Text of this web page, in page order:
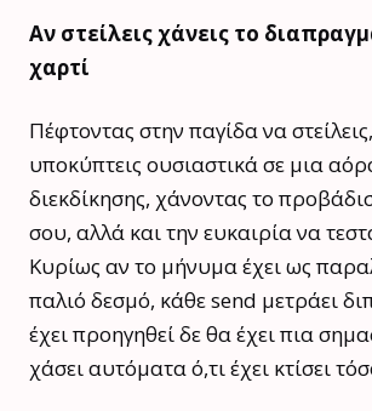
Αν στείλεις χάνεις το
χαρτί
Πέφτοντας στην παγίδα να στείλεις,
υποκύπτεις ουσιαστικά σε μια
διεκδίκησης, χάνοντας το
σου, αλλά και την ευκαιρία να
Κυρίως αν το μήνυμα έχει ως
παλιό δεσμό, κάθε send μετράει
έχει προηγηθεί δε θα έχει πια
χάσει αυτόματα ό,τι έχει κτίσει